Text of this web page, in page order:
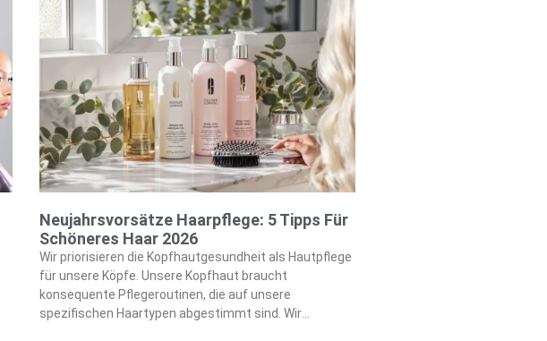
Neujahrsvorsätze Haarpflege: 5 Tipps Für
Schöneres Haar 2026
Wir priorisieren die Kopfhautgesundheit als Hautpflege
für unsere Köpfe. Unsere Kopfhaut braucht
konsequente Pflegeroutinen, die auf unsere
spezifischen Haartypen abgestimmt sind. Wir